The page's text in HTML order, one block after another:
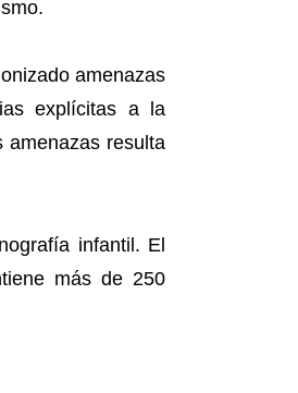
amenazas
explícitas a la
amenazas resulta
infantil. El
más de 250